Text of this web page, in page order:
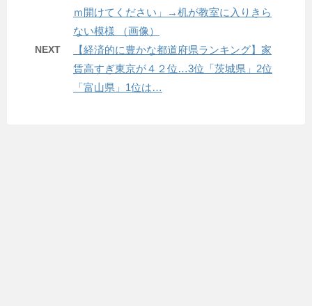
ｍ開けてください」→机が教室に入りきら
ない模様 （画像）
NEXT
【経済的に豊かな都道府県ランキング】家
賃高すぎ東京が４２位…3位「茨城県」2位
「富山県」1位は…